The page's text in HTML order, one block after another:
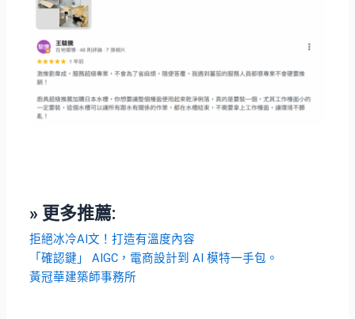
» 更多推薦:
拒絕冰冷AI文！打造有溫度內容
「確認鍵」 AIGC，電商設計到 AI 模特一手包。
黃冠華建築師事務所